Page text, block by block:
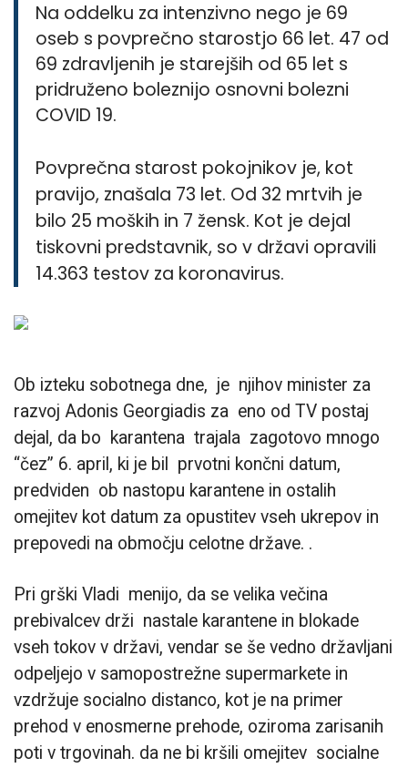
Na oddelku za intenzivno nego je 69
oseb s povprečno starostjo 66 let. 47 od
69 zdravljenih je starejših od 65 let s
pridruženo boleznijo osnovni bolezni
COVID 19.
Povprečna starost pokojnikov je, kot
pravijo, znašala 73 let. Od 32 mrtvih je
bilo 25 moških in 7 žensk. Kot je dejal
tiskovni predstavnik, so v državi opravili
14.363 testov za koronavirus.
Ob izteku sobotnega dne, je njihov minister za
razvoj Adonis Georgiadis za eno od TV postaj
dejal, da bo karantena trajala zagotovo mnogo
“čez” 6. april, ki je bil prvotni končni datum,
predviden ob nastopu karantene in ostalih
omejitev kot datum za opustitev vseh ukrepov in
prepovedi na območju celotne države. .
Pri grški Vladi menijo, da se velika večina
prebivalcev drži nastale karantene in blokade
vseh tokov v državi, vendar se še vedno državljani
odpeljejo v samopostrežne supermarkete in
vzdržuje socialno distanco, kot je na primer
prehod v enosmerne prehode, oziroma zarisanih
poti v trgovinah. da ne bi kršili omejitev socialne